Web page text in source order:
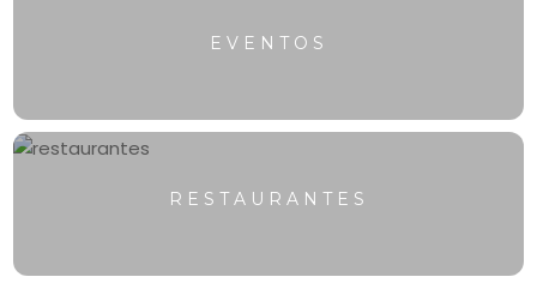
EVENTOS
RESTAURANTES